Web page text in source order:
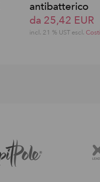
antibatterico
da 25,42 EUR
incl. 21 % UST escl.